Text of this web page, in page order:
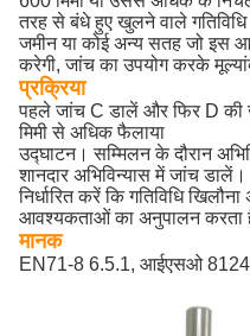
तरह से बंधे हुए खुलने वाले
जमीन या कोई अन्य सतह जो इस
करेगी, जांच का उपयोग करके
प्रक्रिया
पहले जांच C डालें और फिर D की
मिमी से अधिक फैलाया
उद्घाटन। सम्मिलन के दौरान
शानदार अभिविन्यास में जांच डालें।
निर्धारित करें कि गतिविधि
आवश्यकताओं का अनुपालन करता
मानक
EN71-8 6.5.1, आईएसओ